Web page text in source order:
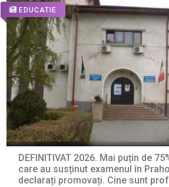
EDUCATIE
DEFINITIVAT 2026. Mai puțin de
care au susținut examenul în
declarați promovați. Cine sunt